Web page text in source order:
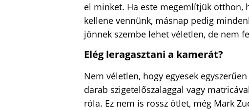
el minket. Ha este megemlítjük otthon,
kellene vennünk, másnap pedig
jönnek szembe lehet véletlen, de nem
Elég leragasztani a kamerát?
Nem véletlen, hogy egyesek
darab szigetelőszalaggal vagy
róla. Ez nem is rossz ötlet, még Mark